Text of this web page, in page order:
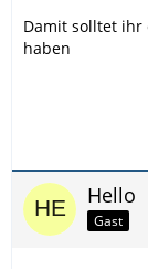
Damit solltet ihr
haben
Hello
Gast